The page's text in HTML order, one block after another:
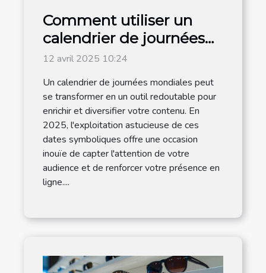
Comment utiliser un
calendrier de journées
mondiales pour
dynamiser votre
contenu en 2025
12 avril 2025 10:24
Un calendrier de journées mondiales peut
se transformer en un outil redoutable pour
enrichir et diversifier votre contenu. En
2025, l'exploitation astucieuse de ces
dates symboliques offre une occasion
inouïe de capter l'attention de votre
audience et de renforcer votre présence en
ligne....